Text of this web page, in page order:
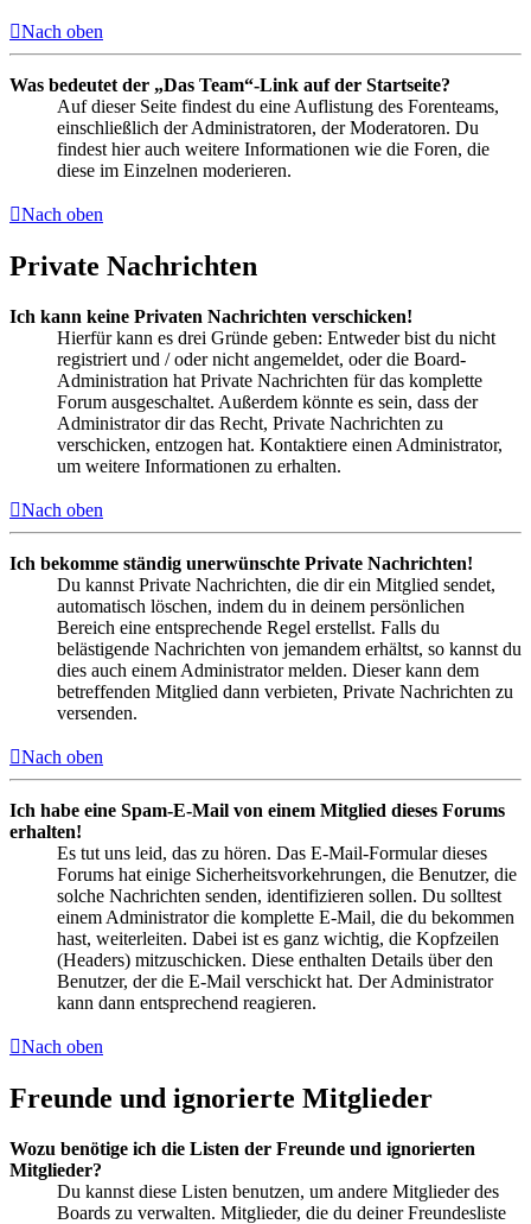
Nach oben
Was bedeutet der „Das Team“-Link auf der Startseite?
Auf dieser Seite findest du eine Auflistung des Forenteams,
einschließlich der Administratoren, der Moderatoren. Du
findest hier auch weitere Informationen wie die Foren, die
diese im Einzelnen moderieren.
Nach oben
Private Nachrichten
Ich kann keine Privaten Nachrichten verschicken!
Hierfür kann es drei Gründe geben: Entweder bist du nicht
registriert und / oder nicht angemeldet, oder die Board-
Administration hat Private Nachrichten für das komplette
Forum ausgeschaltet. Außerdem könnte es sein, dass der
Administrator dir das Recht, Private Nachrichten zu
verschicken, entzogen hat. Kontaktiere einen Administrator,
um weitere Informationen zu erhalten.
Nach oben
Ich bekomme ständig unerwünschte Private Nachrichten!
Du kannst Private Nachrichten, die dir ein Mitglied sendet,
automatisch löschen, indem du in deinem persönlichen
Bereich eine entsprechende Regel erstellst. Falls du
belästigende Nachrichten von jemandem erhältst, so kannst du
dies auch einem Administrator melden. Dieser kann dem
betreffenden Mitglied dann verbieten, Private Nachrichten zu
versenden.
Nach oben
Ich habe eine Spam-E-Mail von einem Mitglied dieses Forums
erhalten!
Es tut uns leid, das zu hören. Das E-Mail-Formular dieses
Forums hat einige Sicherheitsvorkehrungen, die Benutzer, die
solche Nachrichten senden, identifizieren sollen. Du solltest
einem Administrator die komplette E-Mail, die du bekommen
hast, weiterleiten. Dabei ist es ganz wichtig, die Kopfzeilen
(Headers) mitzuschicken. Diese enthalten Details über den
Benutzer, der die E-Mail verschickt hat. Der Administrator
kann dann entsprechend reagieren.
Nach oben
Freunde und ignorierte Mitglieder
Wozu benötige ich die Listen der Freunde und ignorierten
Mitglieder?
Du kannst diese Listen benutzen, um andere Mitglieder des
Boards zu verwalten. Mitglieder, die du deiner Freundesliste